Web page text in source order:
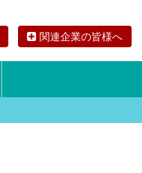
関連企業の皆様へ